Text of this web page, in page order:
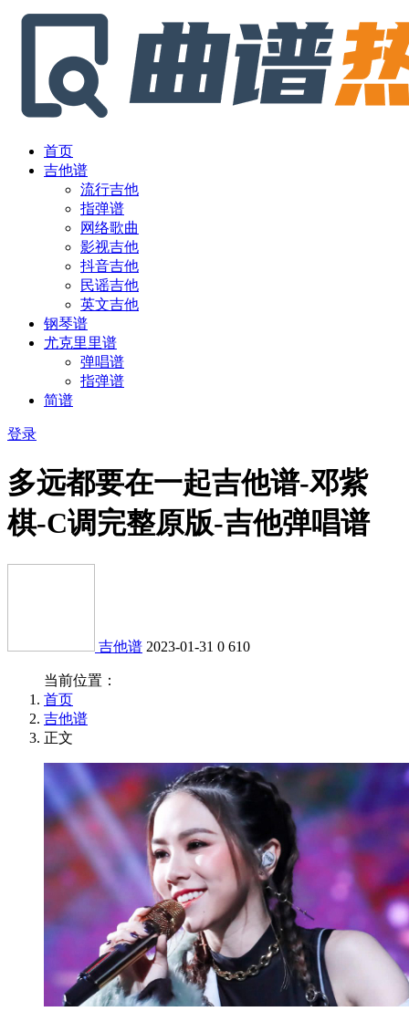
首页
吉他谱
流行吉他
指弹谱
网络歌曲
影视吉他
抖音吉他
民谣吉他
英文吉他
钢琴谱
尤克里里谱
弹唱谱
指弹谱
简谱
登录
多远都要在一起吉他谱-邓紫
棋-C调完整原版-吉他弹唱谱
吉他谱 2023-01-31 0 610
当前位置：
首页
吉他谱
正文